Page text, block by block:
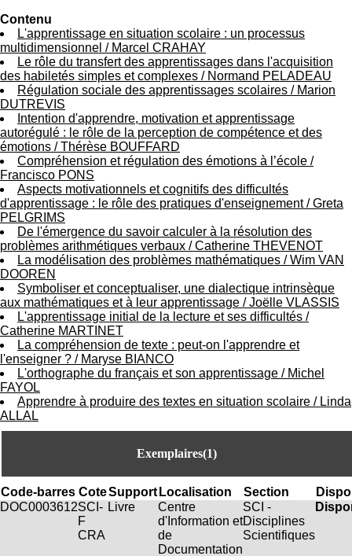
Contenu
L'apprentissage en situation scolaire : un processus
multidimensionnel / Marcel CRAHAY
Le rôle du transfert des apprentissages dans l'acquisition
des habiletés simples et complexes / Normand PELADEAU
Régulation sociale des apprentissages scolaires / Marion
DUTREVIS
Intention d'apprendre, motivation et apprentissage
autorégulé : le rôle de la perception de compétence et des
émotions /Thérèse BOUFFARD
Compréhension et régulation des émotions à l’école /
Francisco PONS
Aspects motivationnels et cognitifs des difficultés
d'apprentissage : le rôle des pratiques d'enseignement/Greta
PELGRIMS
De l'émergence du savoir calculer à la résolution des
problèmes arithmétiques verbaux /Catherine THEVENOT
La modélisation des problèmes mathématiques /Wim VAN
DOOREN
Symboliser et conceptualiser, une dialectique intrinsèque
aux mathématiques et à leur apprentissage /Joëlle VLASSIS
L'apprentissage initial de la lecture et ses difficultés /
Catherine MARTINET
La compréhension de texte : peut-on l'apprendre et
l'enseigner ? / Maryse BIANCO
L'orthographe du français et son apprentissage / Michel
FAYOL
Apprendre à produire des textes en situation scolaire / Linda
ALLAL
Exemplaires(1)
Code-barres CoteSupport Localisation Section
DOC0003612SCI-
F
CRA
Livre
Centre
d'Information et
de
Documentation
SCI -
Disciplines
Scientifiques
r
,
b
â
t
2
1
1
9
,
B
P
i
n
l
F
-
9
6
7
B
O
o
r
a